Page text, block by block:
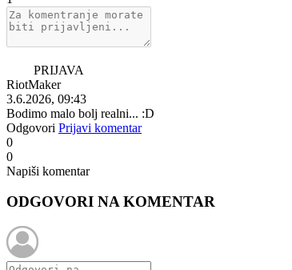
PRIJAVA
RiotMaker
3.6.2026, 09:43
Bodimo malo bolj realni... :D
Odgovori Prijavi komentar
0
0
Napiši komentar
ODGOVORI NA KOMENTAR